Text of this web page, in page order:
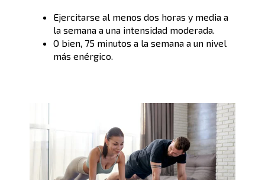
Ejercitarse al menos dos horas y media a
la semana a una intensidad moderada.
O bien, 75 minutos a la semana a un nivel
más enérgico.